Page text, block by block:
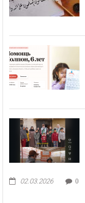
02.03.2026 0